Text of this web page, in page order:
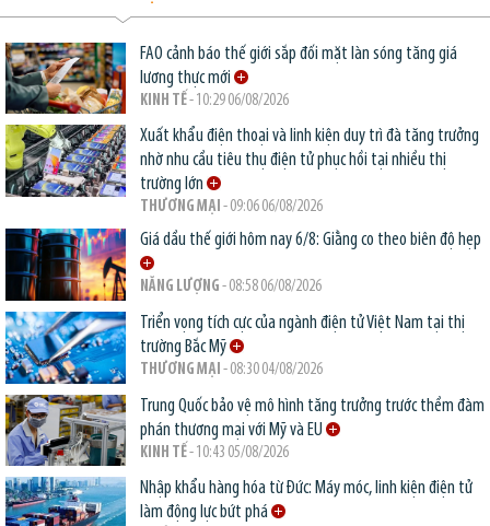
FAO cảnh báo thế giới sắp đối mặt làn sóng tăng giá
lương thực mới
KINH TẾ- 10:29 06/08/2026
Xuất khẩu điện thoại và linh kiện duy trì đà tăng trưởng
nhờ nhu cầu tiêu thụ điện tử phục hồi tại nhiều thị
trường lớn
THƯƠNG MẠI - 09:06 06/08/2026
Giá dầu thế giới hôm nay 6/8: Giằng co theo biên độ hẹp
NĂNG LƯỢNG - 08:58 06/08/2026
Triển vọng tích cực của ngành điện tử Việt Nam tại thị
trường Bắc Mỹ
THƯƠNG MẠI - 08:30 04/08/2026
Trung Quốc bảo vệ mô hình tăng trưởng trước thềm đàm
phán thương mại với Mỹ và EU
KINH TẾ- 10:43 05/08/2026
Nhập khẩu hàng hóa từ Đức: Máy móc, linh kiện điện tử
làm động lực bứt phá